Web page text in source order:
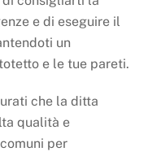
e di eseguire il
un
e le tue pareti.
che la ditta
qualità e
per